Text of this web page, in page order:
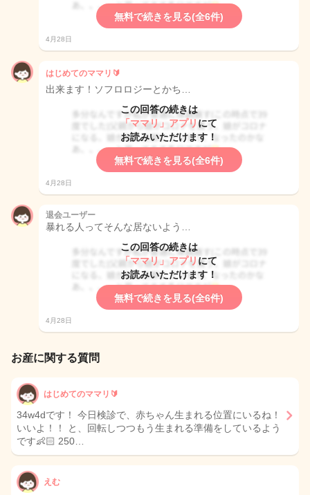
無料で続きを見る(全6件)
4月28日
はじめてのママリ🔰
出来ます！ソフロロジーとかち…
この回答の続きは
「ママリ」アプリ にて
お読みいただけます！
無料で続きを見る(全6件)
4月28日
退会ユーザー
暴れる人ってそんな居ないよう…
この回答の続きは
「ママリ」アプリ にて
お読みいただけます！
無料で続きを見る(全6件)
4月28日
お産に関する質問
はじめてのママリ🔰
34w4dです！ 今日検診で、赤ちゃん生まれる位置にいるね！
いいよ！！ と、回転しつつもう生まれる準備をしているよう
です👶🏻 250…
えむ